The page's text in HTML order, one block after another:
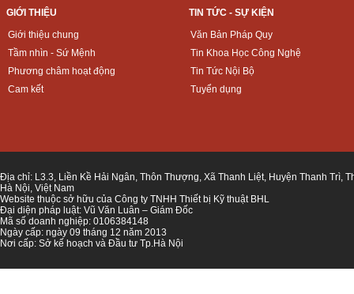
GIỚI THIỆU
Giới thiệu chung
Tầm nhìn - Sứ Mệnh
Phương châm hoạt động
Cam kết
TIN TỨC - SỰ KIỆN
Văn Bản Pháp Quy
Tin Khoa Học Công Nghệ
Tin Tức Nội Bộ
Tuyển dụng
Địa chỉ: L3.3, Liền Kề Hải Ngân, Thôn Thượng, Xã Thanh Liệt, Huyện Thanh Trì,
Hà Nội, Việt Nam
Website thuộc sở hữu của Công ty TNHH Thiết bị Kỹ thuật BHL
Đại diện pháp luật: Vũ Văn Luân – Giám Đốc
Mã số doanh nghiệp: 0106384148
Ngày cấp: ngày 09 tháng 12 năm 2013
Nơi cấp: Sở kế hoạch và Đầu tư Tp.Hà Nội